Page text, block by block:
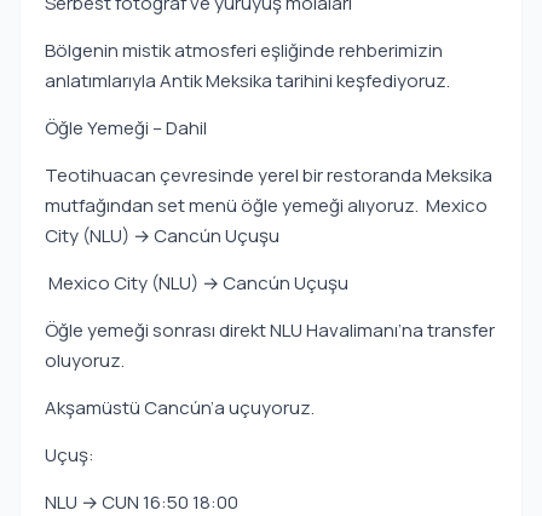
Bölgenin mistik atmosferi eşliğinde rehberimizin
anlatımlarıyla Antik Meksika tarihini keşfediyoruz.
Öğle Yemeği – Dahil
Teotihuacan çevresinde yerel bir restoranda Meksika
mutfağından set menü öğle yemeği alıyoruz. Mexico
City (NLU) → Cancún Uçuşu
Mexico City (NLU) → Cancún Uçuşu
Öğle yemeği sonrası direkt NLU Havalimanı’na transfer
oluyoruz.
Akşamüstü Cancún’a uçuyoruz.
Uçuş:
NLU → CUN 16:50 18:00